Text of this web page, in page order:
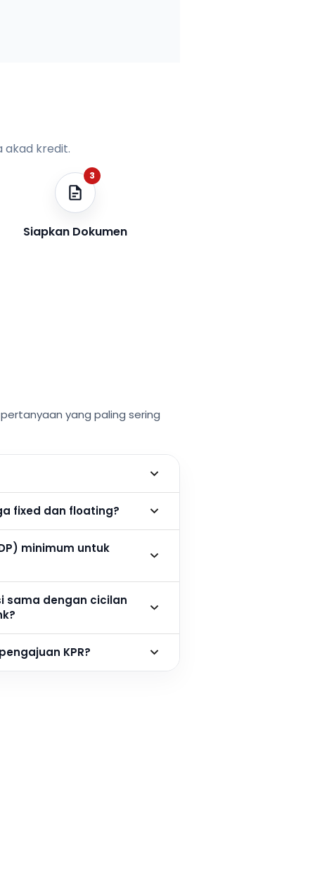
akad kredit.
3
Siapkan Dokumen
yang paling sering
fixed dan floating?
minimum untuk
sama dengan cicilan
KPR?